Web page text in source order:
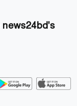
news24bd's